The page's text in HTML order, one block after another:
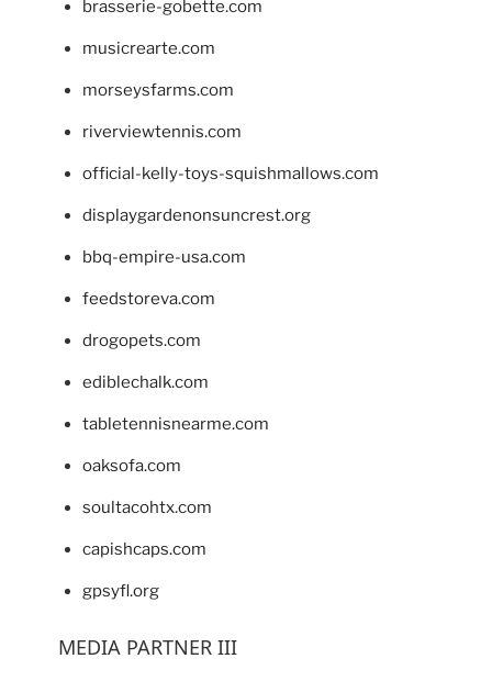
brasserie-gobette.com
musicrearte.com
morseysfarms.com
riverviewtennis.com
official-kelly-toys-squishmallows.com
displaygardenonsuncrest.org
bbq-empire-usa.com
feedstoreva.com
drogopets.com
ediblechalk.com
tabletennisnearme.com
oaksofa.com
soultacohtx.com
capishcaps.com
gpsyfl.org
MEDIA PARTNER III